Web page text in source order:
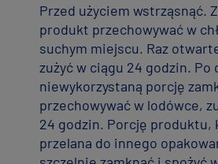
Przed użyciem wstrząsnąć.
produkt przechowywać w
suchym miejscu. Raz
zużyć w ciągu 24 godzin. Po
niewykorzystaną porcję
przechowywać w lodówce,
24 godzin. Porcję produktu,
przelana do innego